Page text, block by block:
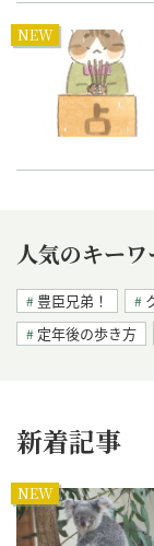
NEW
人気のキーワ
豊臣兄弟！
定年後の歩き方
新着記事
NEW